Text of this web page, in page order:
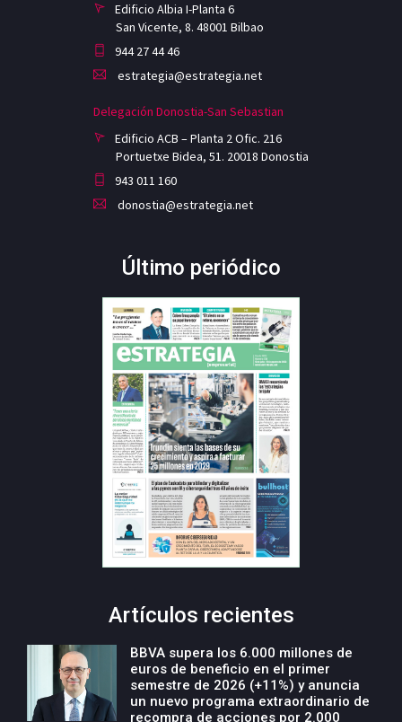
Edificio Albia I-Planta 6
San Vicente, 8. 48001 Bilbao
944 27 44 46
estrategia@estrategia.net
Delegación Donostia-San Sebastian
Edificio ACB – Planta 2 Ofic. 216
Portuetxe Bidea, 51. 20018 Donostia
943 011 160
donostia@estrategia.net
Último periódico
Artículos recientes
BBVA supera los 6.000 millones de
euros de beneficio en el primer
semestre de 2026 (+11%) y anuncia
un nuevo programa extraordinario de
recompra de acciones por 2.000